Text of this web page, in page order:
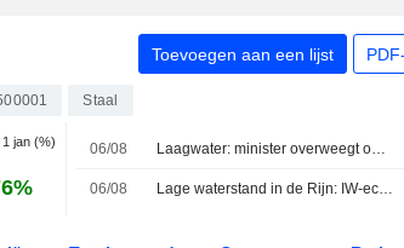
Toevoegen aan een lijst
Staal
jan (%) 06/08 Laagwater: minister overweegt opheffing rijverbod voor vrachtwagens
06/08 Lage waterstand in de Rijn: IW-econoom noemt situatie 'dramatisch'